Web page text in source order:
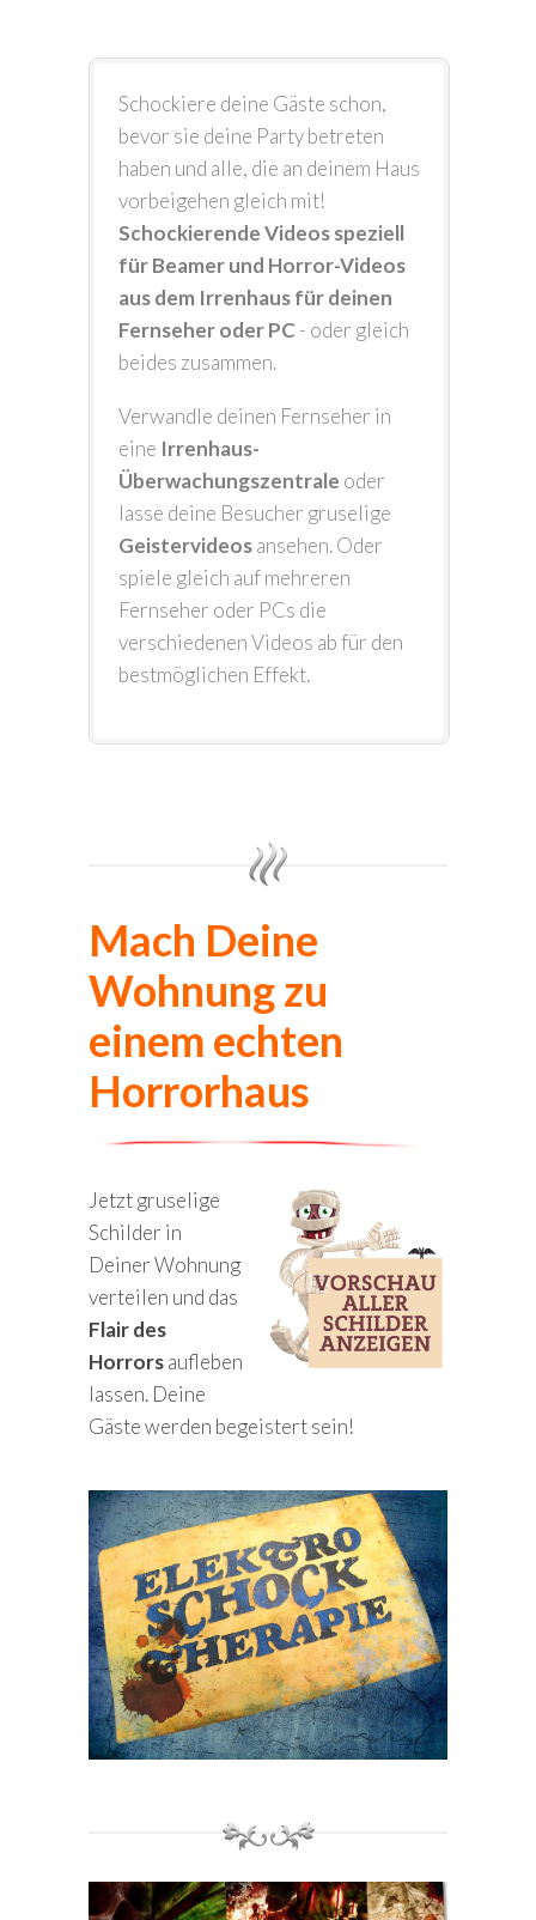
Schockiere deine Gäste schon,
bevor sie deine Party betreten
haben und alle, die an deinem Haus
vorbeigehen gleich mit!
Schockierende Videos speziell
für Beamer und Horror-Videos
aus dem Irrenhaus für deinen
Fernseher oder PC - oder gleich
beides zusammen.
Verwandle deinen Fernseher in
eine Irrenhaus-
Überwachungszentrale oder
lasse deine Besucher gruselige
Geistervideosansehen. Oder
spiele gleich auf mehreren
Fernseher oder PCs die
verschiedenen Videos ab für den
bestmöglichen Effekt.
Mach Deine
Wohnung zu
einem echten
Horrorhaus
Jetzt gruselige
Schilder in
Deiner Wohnung
verteilen und das
Flair des
Horrorsaufleben
lassen. Deine
Gäste werden begeistert sein!